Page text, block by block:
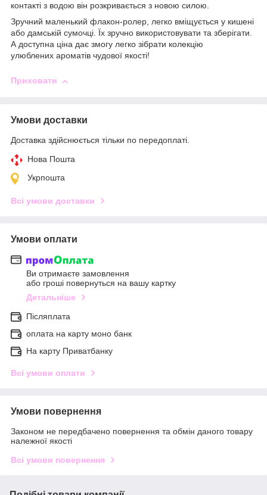
контакті з водою він розкривається з новою силою.
Зручний маленький флакон-ролер, легко вміщується у кишені
або дамській сумочці. Їх зручно використовувати та зберігати.
А доступна ціна дає змогу легко зібрати колекцію
улюблених ароматів чудової якості!
Приховати
Умови доставки
Доставка здійснюється тільки по передоплаті.
Нова Пошта
Укрпошта
Всі умови доставки
Умови оплати
Ви отримаєте замовлення
або гроші повернуться на вашу картку
Детальніше
Післяплата
оплата на карту моно банк
На карту Приватбанку
Всі умови оплати
Умови повернення
Законом не передбачено повернення та обмін даного товару
належної якості
Всі умови повернення